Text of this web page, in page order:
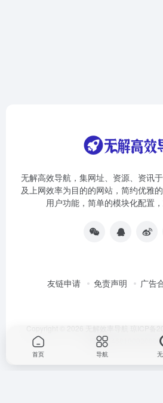
无解高效导航，集网址、资源、资讯
及上网效率为目的的网站，简约优雅
用户功能，简单的模块化配置
友链申请 免责声明 广告
Copyright © 2026 无解效率导航 琼ICP备
网安备
首页 导航